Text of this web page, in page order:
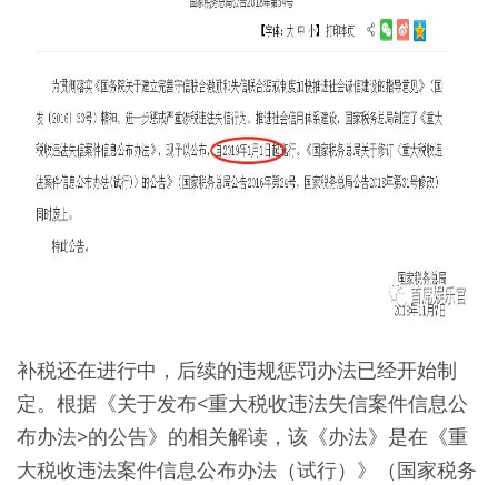
补税还在进行中，后续的违规惩罚办法已经开始制
定。根据《关于发布<重大税收违法失信案件信息公
布办法>的公告》的相关解读，该《办法》是在《重
大税收违法案件信息公布办法（试行）》（国家税务